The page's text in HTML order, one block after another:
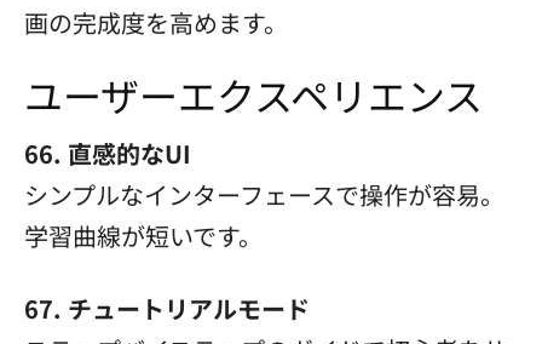
画の完成度を高めます。
ユーザーエクスペリエンス
66. 直感的なUI
シンプルなインターフェースで操作が容易。
学習曲線が短いです。
67. チュートリアルモード